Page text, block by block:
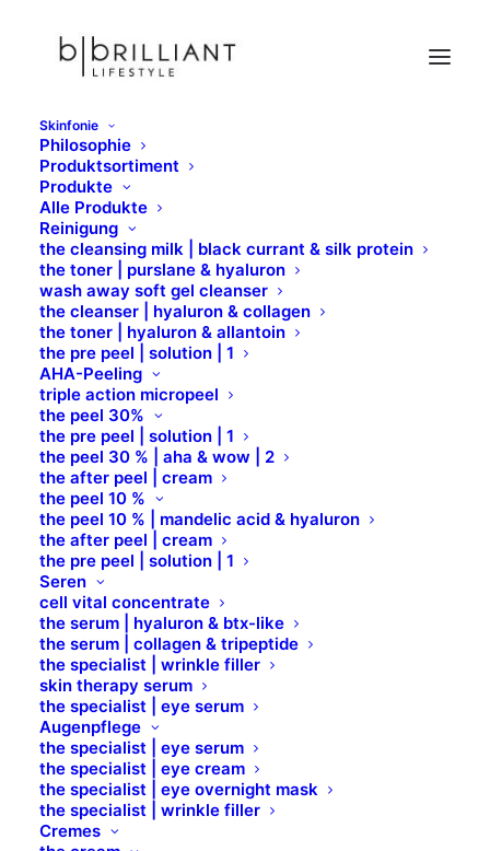
Skinfonie
Philosophie
Produktsortiment
Produkte
Alle Produkte
Reinigung
the cleansing milk | black currant & silk protein
the toner | purslane & hyaluron
wash away soft gel cleanser
the cleanser | hyaluron & collagen
the toner | hyaluron & allantoin
the pre peel | solution | 1
AHA-Peeling
triple action micropeel
the peel 30%
the pre peel | solution | 1
the peel 30 % | aha & wow | 2
the after peel | cream
the peel 10 %
the peel 10 % | mandelic acid & hyaluron
the after peel | cream
the pre peel | solution | 1
Seren
cell vital concentrate
the serum | hyaluron & btx-like
the serum | collagen & tripeptide
the specialist | wrinkle filler
skin therapy serum
the specialist | eye serum
Augenpflege
the specialist | eye serum
the specialist | eye cream
the specialist | eye overnight mask
the specialist | wrinkle filler
Cremes
HYDRACOLOR
Media not available